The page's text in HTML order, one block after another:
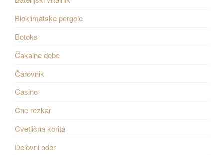
Bioklimatske pergole
Botoks
Čakalne dobe
Čarovnik
Casino
Cnc rezkar
Cvetlična korita
Delovni oder